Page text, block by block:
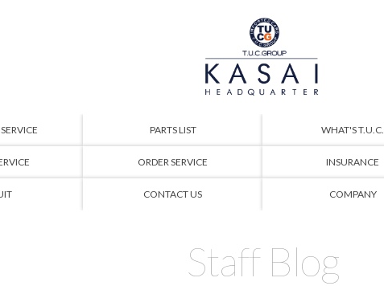
PARTS LIST WHAT'S T.U.C.
ORDER SERVICE INSURANCE
CONTACT US COMPANY
Staff Blog